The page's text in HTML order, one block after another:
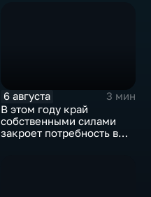
6 августа
3 мин
В этом году край
собственными силами
закроет потребность в